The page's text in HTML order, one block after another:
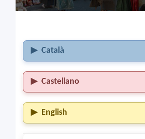
Català
Castellano
English